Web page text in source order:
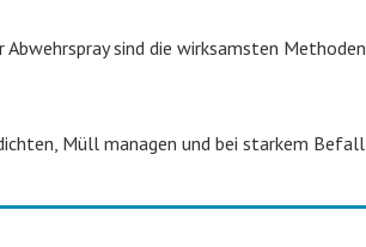
sind die wirksamsten Methoden
Müll managen und bei starkem Befall